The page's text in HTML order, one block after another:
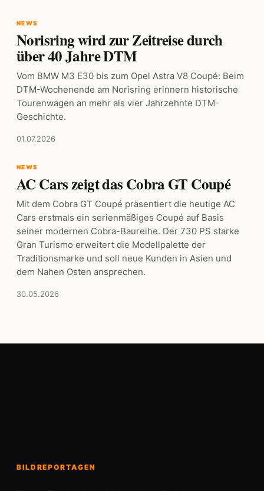
NEWS
Norisring wird zur Zeitreise durch
über 40 Jahre DTM
Vom BMW M3 E30 bis zum Opel Astra V8 Coupé: Beim
DTM-Wochenende am Norisring erinnern historische
Tourenwagen an mehr als vier Jahrzehnte DTM-
Geschichte.
01.07.2026
NEWS
AC Cars zeigt das Cobra GT Coupé
Mit dem Cobra GT Coupé präsentiert die heutige AC
Cars erstmals ein serienmäßiges Coupé auf Basis
seiner modernen Cobra-Baureihe. Der 730 PS starke
Gran Turismo erweitert die Modellpalette der
Traditionsmarke und soll neue Kunden in Asien und
dem Nahen Osten ansprechen.
30.05.2026
BILDREPORTAGEN